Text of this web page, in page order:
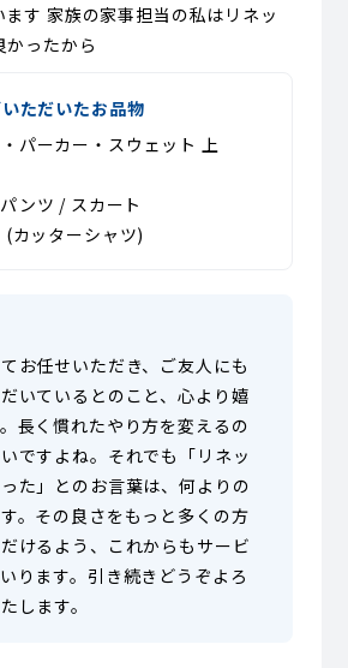
ます 家族の家事担当の私はリネッ
かったから
ただいたお品物
パーカー・スウェット 上
ンツ / スカート
(カッターシャツ)
お任せいただき、ご友人にも
いているとのこと、心より嬉
長く慣れたやり方を変えるの
ですよね。それでも「リネッ
た」とのお言葉は、何よりの
。その良さをもっと多くの方
けるよう、これからもサービ
ります。引き続きどうぞよろ
します。